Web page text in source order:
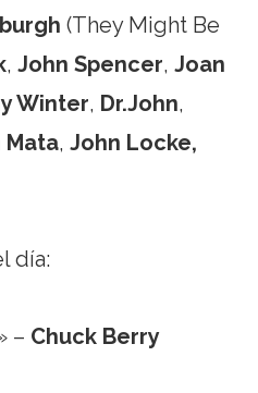
(They Might Be
,John Spencer,Joan
Winter, Dr.John,
Mata,John Locke,
día:
– Chuck Berry